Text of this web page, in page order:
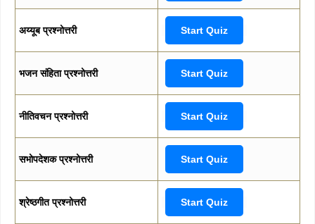
अय्यूब प्रश्नोत्तरी Start Quiz
भजन संहिता प्रश्नोत्तरी Start Quiz
नीतिवचन प्रश्नोत्तरी Start Quiz
सभोपदेशक प्रश्नोत्तरी Start Quiz
श्रेष्ठगीत प्रश्नोत्तरी Start Quiz